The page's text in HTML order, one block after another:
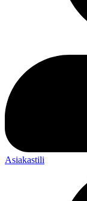
Asiakastili